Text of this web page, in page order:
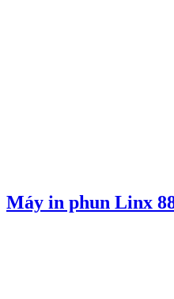
Máy in phun Linx